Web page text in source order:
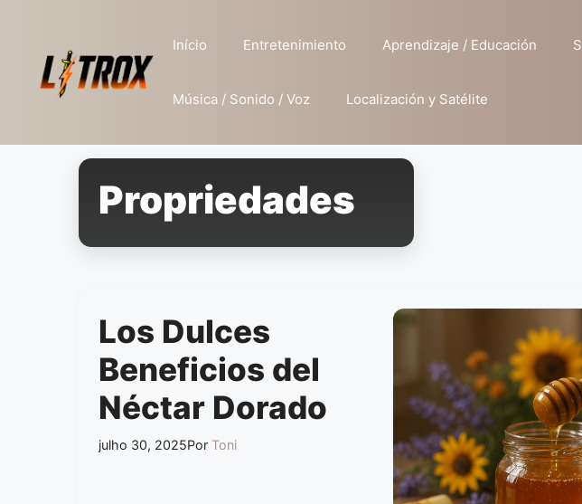
conteúdo
Início Entretenimiento Aprendizaje / Educación
Música / Sonido / Voz Localización y Satélite
Propriedades
Los Dulces
Beneficios del
Néctar Dorado
julho 30, 2025Por Toni